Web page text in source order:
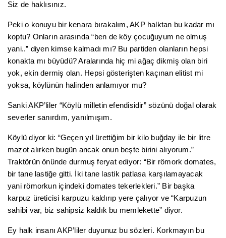
Siz de haklısınız.
Peki o konuyu bir kenara bırakalım, AKP halktan bu kadar mı
koptu? Onların arasında “ben de köy çocuğuyum ne olmuş
yani..” diyen kimse kalmadı mı? Bu partiden olanların hepsi
konakta mı büyüdü? Aralarında hiç mi ağaç dikmiş olan biri
yok, ekin dermiş olan. Hepsi gösterişten kaçınan elitist mi
yoksa, köylünün halinden anlamıyor mu?
Sanki AKP’liler “Köylü milletin efendisidir” sözünü doğal olarak
severler sanırdım, yanılmışım.
Köylü diyor ki: “Geçen yıl ürettiğim bir kilo buğday ile bir litre
mazot alırken bugün ancak onun beşte birini alıyorum.”
Traktörün önünde durmuş feryat ediyor: “Bir römork domates,
bir tane lastiğe gitti. İki tane lastik patlasa karşılamayacak
yani römorkun içindeki domates tekerlekleri.” Bir başka
karpuz üreticisi karpuzu kaldırıp yere çalıyor ve “Karpuzun
sahibi var, biz sahipsiz kaldık bu memlekette” diyor.
Ey halk insanı AKP’liler duyunuz bu sözleri. Korkmayın bu